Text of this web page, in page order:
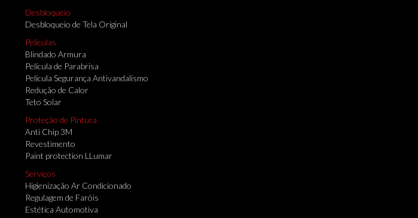
Desbloqueio
Desbloqueio de Tela Original
Peliculas
Blindado Armura
Película de Parabrisa
Película Segurança Antivandalismo
Redução de Calor
Teto Solar
Proteção de Pintura
Anti Chip 3M
Revestimento
Paint protection LLumar
Serviços
Higienização Ar Condicionado
Regulagem de Faróis
Estética Automotiva